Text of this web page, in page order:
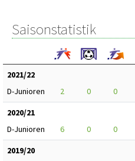
Saisonstatistik
2021/22
D-Junioren
2 0 0
2020/21
D-Junioren
6 0 0
2019/20